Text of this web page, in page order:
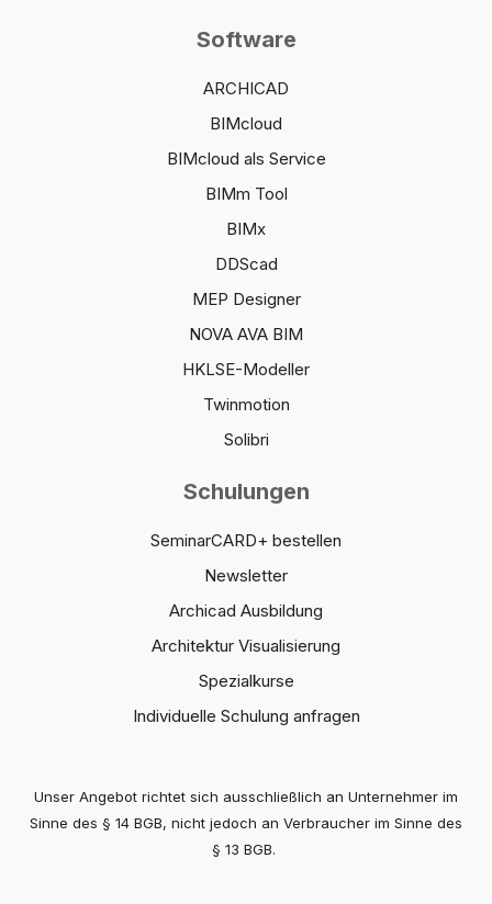
Software
ARCHICAD
BIMcloud
BIMcloud als Service
BIMm Tool
BIMx
DDScad
MEP Designer
NOVA AVA BIM
HKLSE-Modeller
Twinmotion
Solibri
Schulungen
SeminarCARD+ bestellen
Newsletter
Archicad Ausbildung
Architektur Visualisierung
Spezialkurse
Individuelle Schulung anfragen
Unser Angebot richtet sich ausschließlich an Unternehmer im
Sinne des § 14 BGB, nicht jedoch an Verbraucher im Sinne des
§ 13 BGB.